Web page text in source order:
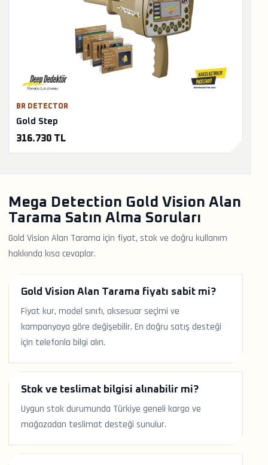
BR DETECTOR
Gold Step
316.730 TL
Mega Detection Gold Vision Alan
Tarama Satın Alma Soruları
Gold Vision Alan Tarama için fiyat, stok ve doğru kullanım
hakkında kısa cevaplar.
Gold Vision Alan Tarama fiyatı sabit mi?
Fiyat kur, model sınıfı, aksesuar seçimi ve
kampanyaya göre değişebilir. En doğru satış desteği
için telefonla bilgi alın.
Stok ve teslimat bilgisi alınabilir mi?
Uygun stok durumunda Türkiye geneli kargo ve
mağazadan teslimat desteği sunulur.